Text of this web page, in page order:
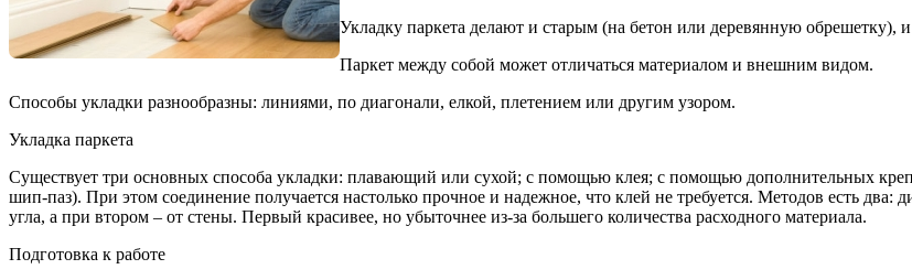
Укладку паркета делают и старым (на бетон или деревянную обрешетку),
Паркет между собой может отличаться материалом и внешним видом.
Способы укладки разнообразны: линиями, по диагонали, елкой, плетением или другим узором.
Укладка паркета
Существует три основных способа укладки: плавающий или сухой; с помощью клея; с помощью дополнительных
шип-паз). При этом соединение получается настолько прочное и надежное, что клей не требуется. Методов есть
угла, а при втором – от стены. Первый красивее, но убыточнее из-за большего количества расходного материала.
Подготовка к работе